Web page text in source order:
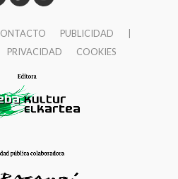
PUBLICIDAD
PRIVACIDAD COOKIES